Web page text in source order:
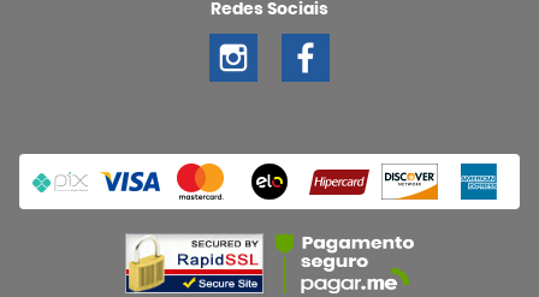
Redes Sociais